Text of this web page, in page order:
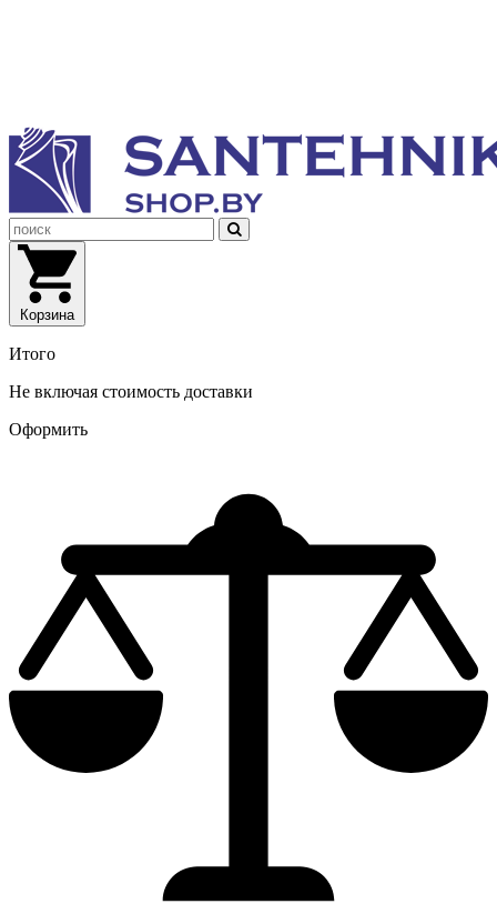
Корзина
Итого
Не включая стоимость доставки
Оформить